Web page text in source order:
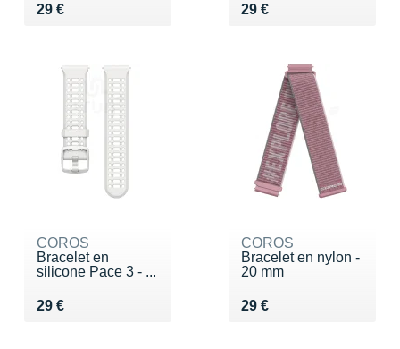
29 €
Vendu 29 € 29 €
Vendu 29 €
COROS
Bracelet en
silicone Pace 3 - ...
29 €
Vendu 29 €
COROS
Bracelet en nylon -
20 mm
29 €
Vendu 29 €